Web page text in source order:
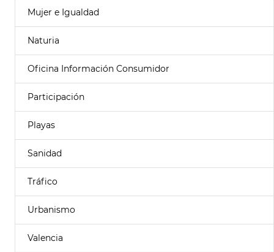
Mujer e Igualdad
Naturia
Oficina Información Consumidor
Participación
Playas
Sanidad
Tráfico
Urbanismo
Valencia